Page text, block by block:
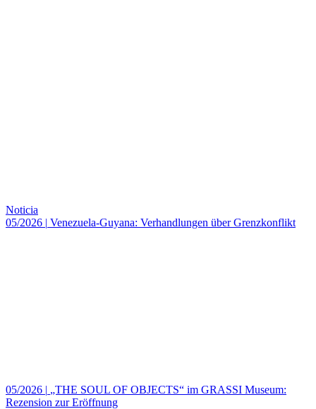
Noticia
05/2026 | Venezuela-Guyana: Verhandlungen über Grenzkonflikt
05/2026 | „THE SOUL OF OBJECTS“ im GRASSI Museum:
Rezension zur Eröffnung